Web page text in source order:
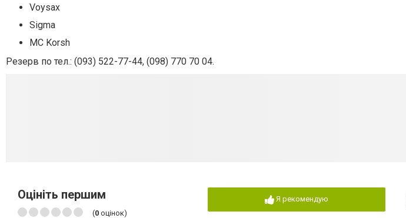
Voysax
Sigma
MC Korsh
Резерв по тел.: (093) 522-77-44, (098) 770 70 04.
Оцініть першим
(0 оцінок)
Я рекомендую